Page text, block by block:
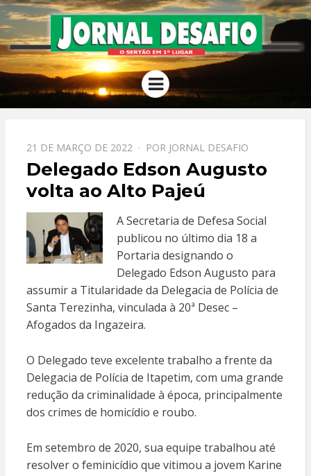
JORNAL
DESAFIO
O Sertão em 1º Lugar
Menu
PPOSTADO
EM
21 DE MARÇO DE 2022 POR JORNAL DESAFIO
Delegado Edson Augusto
volta ao Alto Pajeú
A Secretaria de Defesa Social
publicou no último dia 18 a
Portaria designando o
Delegado Edson Augusto para
assumir a Titularidade da Delegacia de Polícia de
Santa Terezinha, vinculada à 20ª Desec –
Afogados da Ingazeira.
O Delegado teve excelente trabalho a frente da
Delegacia de Polícia de Itapetim, com uma grande
redução da criminalidade à época, principalmente
dos crimes de homicídio e roubo.
Em setembro de 2020, sua equipe trabalhou até
resolver o feminicídio que vitimou a jovem Karine